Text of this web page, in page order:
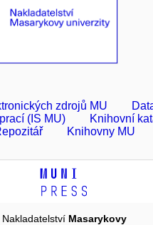
zdrojů MU
(IS MU)
Knihovní
Knihovny MU
Nakladatelství Masarykovy